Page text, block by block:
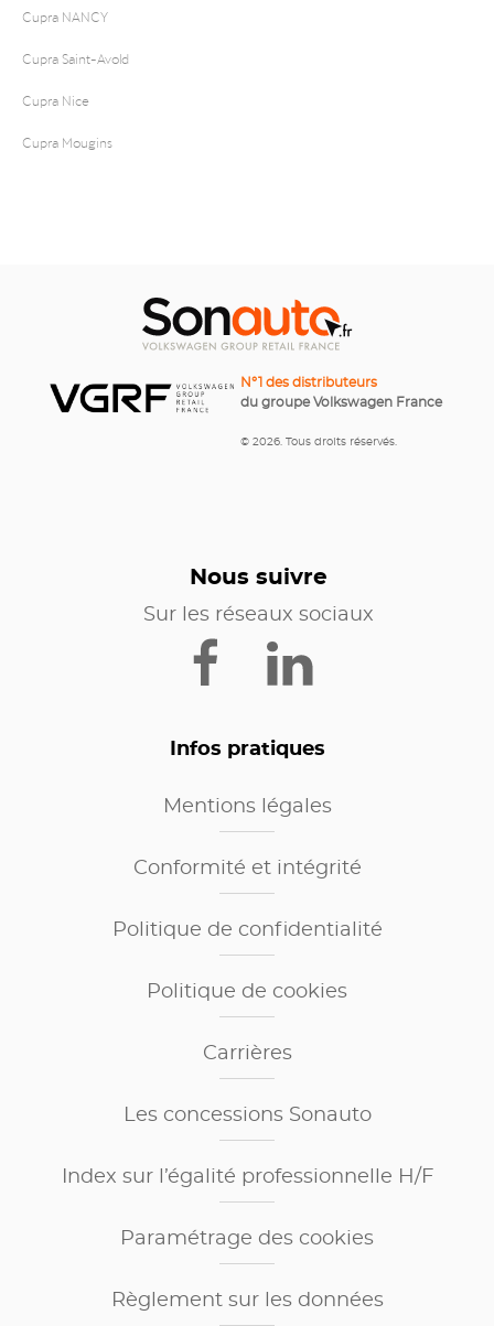
Cupra NANCY
Cupra Saint-Avold
Cupra Nice
Cupra Mougins
N°1 des distributeurs
du groupe Volkswagen France
© 2026. Tous droits réservés.
Nous suivre
Sur les réseaux sociaux
Infos pratiques
Mentions légales
Conformité et intégrité
Politique de confidentialité
Politique de cookies
Carrières
Les concessions Sonauto
Index sur l’égalité professionnelle H/F
Paramétrage des cookies
Règlement sur les données